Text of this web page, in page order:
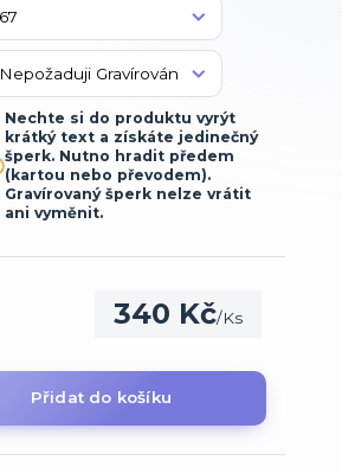
Nechte si do produktu vyrýt
krátký text a získáte jedinečný
šperk. Nutno hradit předem
(kartou nebo převodem).
Gravírovaný šperk nelze vrátit
ani vyměnit.
340 Kč/Ks
Přidat do košíku